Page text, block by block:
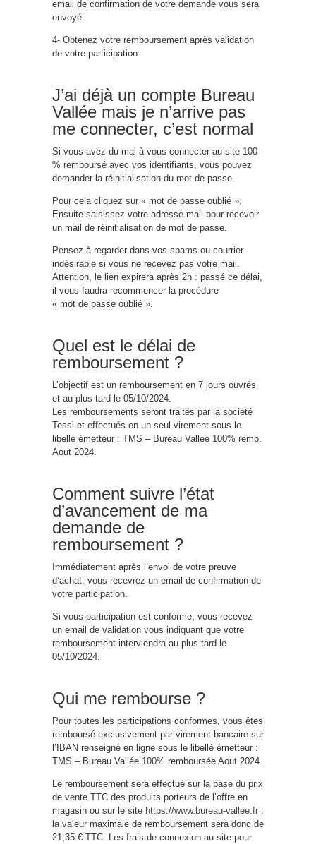
email de confirmation de votre demande vous sera
envoyé.
4- Obtenez votre remboursement après validation
de votre participation.
J’ai déjà un compte Bureau
Vallée mais je n’arrive pas
me connecter, c’est normal
Si vous avez du mal à vous connecter au site 100
% remboursé avec vos identifiants, vous pouvez
demander la réinitialisation du mot de passe.
Pour cela cliquez sur « mot de passe oublié ».
Ensuite saisissez votre adresse mail pour recevoir
un mail de réinitialisation de mot de passe.
Pensez à regarder dans vos spams ou courrier
indésirable si vous ne recevez pas votre mail.
Attention, le lien expirera après 2h : passé ce délai,
il vous faudra recommencer la procédure
« mot de passe oublié ».
Quel est le délai de
remboursement ?
L’objectif est un remboursement en 7 jours ouvrés
et au plus tard le 05/10/2024.
Les remboursements seront traités par la société
Tessi et effectués en un seul virement sous le
libellé émetteur : TMS – Bureau Vallee 100% remb.
Aout 2024.
Comment suivre l’état
d’avancement de ma
demande de
remboursement ?
Immédiatement après l’envoi de votre preuve
d’achat, vous recevrez un email de confirmation de
votre participation.
Si vous participation est conforme, vous recevez
un email de validation vous indiquant que votre
remboursement interviendra au plus tard le
05/10/2024.
Qui me rembourse ?
Pour toutes les participations conformes, vous êtes
remboursé exclusivement par virement bancaire sur
l’IBAN renseigné en ligne sous le libellé émetteur :
TMS – Bureau Vallée 100% remboursée Aout 2024.
Le remboursement sera effectué sur la base du prix
de vente TTC des produits porteurs de l’offre en
magasin ou sur le site https://www.bureau-vallee.fr :
la valeur maximale de remboursement sera donc de
21,35 € TTC. Les frais de connexion au site pour